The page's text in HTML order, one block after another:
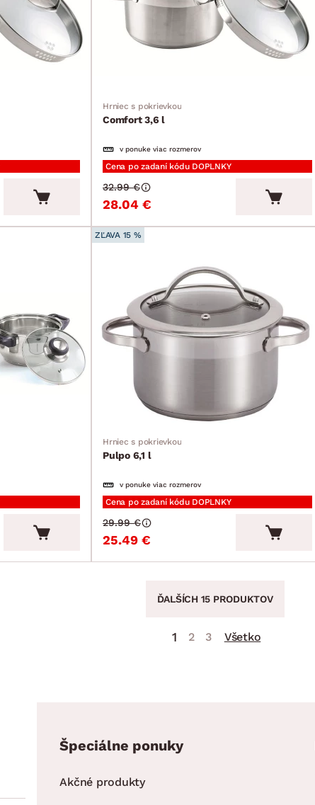
Hrniec s pokrievkou
Comfort 3,6 l
v ponuke viac rozmerov
Cena po zadaní kódu DOPLNKY
28.04 €
32.99 €
ZĽAVA 15 %
Hrniec s pokrievkou
Pulpo 6,1 l
v ponuke viac rozmerov
Cena po zadaní kódu DOPLNKY
25.49 €
29.99 €
ĎALŠÍCH 15 PRODUKTOV
1 2 3 Všetko
Špeciálne ponuky
Akčné produkty